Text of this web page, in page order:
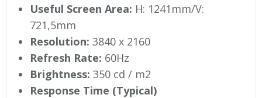
Useful Screen Area: H: 1241mm/V:
721,5mm
Resolution: 3840 x 2160
Refresh Rate: 60Hz
Brightness: 350 cd / m2
Response Time (Typical)